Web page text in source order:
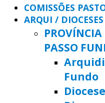
COMISSÕES
ARQUI / DIOCESES
PROVÍNCIA
PASSO
Fundo